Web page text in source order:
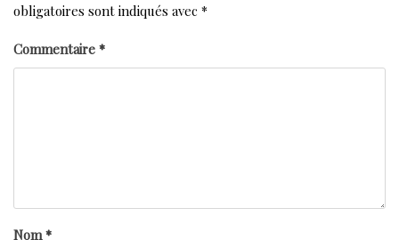
obligatoires sont indiqués avec *
Commentaire *
Nom*